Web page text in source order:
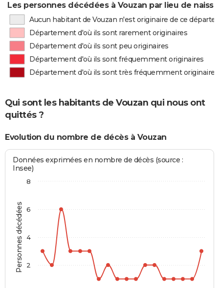
Les personnes décédées à Vouzan par lieu de
Aucun habitant de Vouzan n'est originaire de ce
Département d'où ils sont rarement originaires
Département d'où ils sont peu originaires
Département d'où ils sont fréquemment originaires
Département d'où ils sont très fréquemment originaires
Qui sont les habitants de Vouzan qui nous ont
quittés ?
Evolution du nombre de décès à Vouzan
Personnes décédées
Données exprimées en nombre de décès (source :
Insee)
2
4
6
8